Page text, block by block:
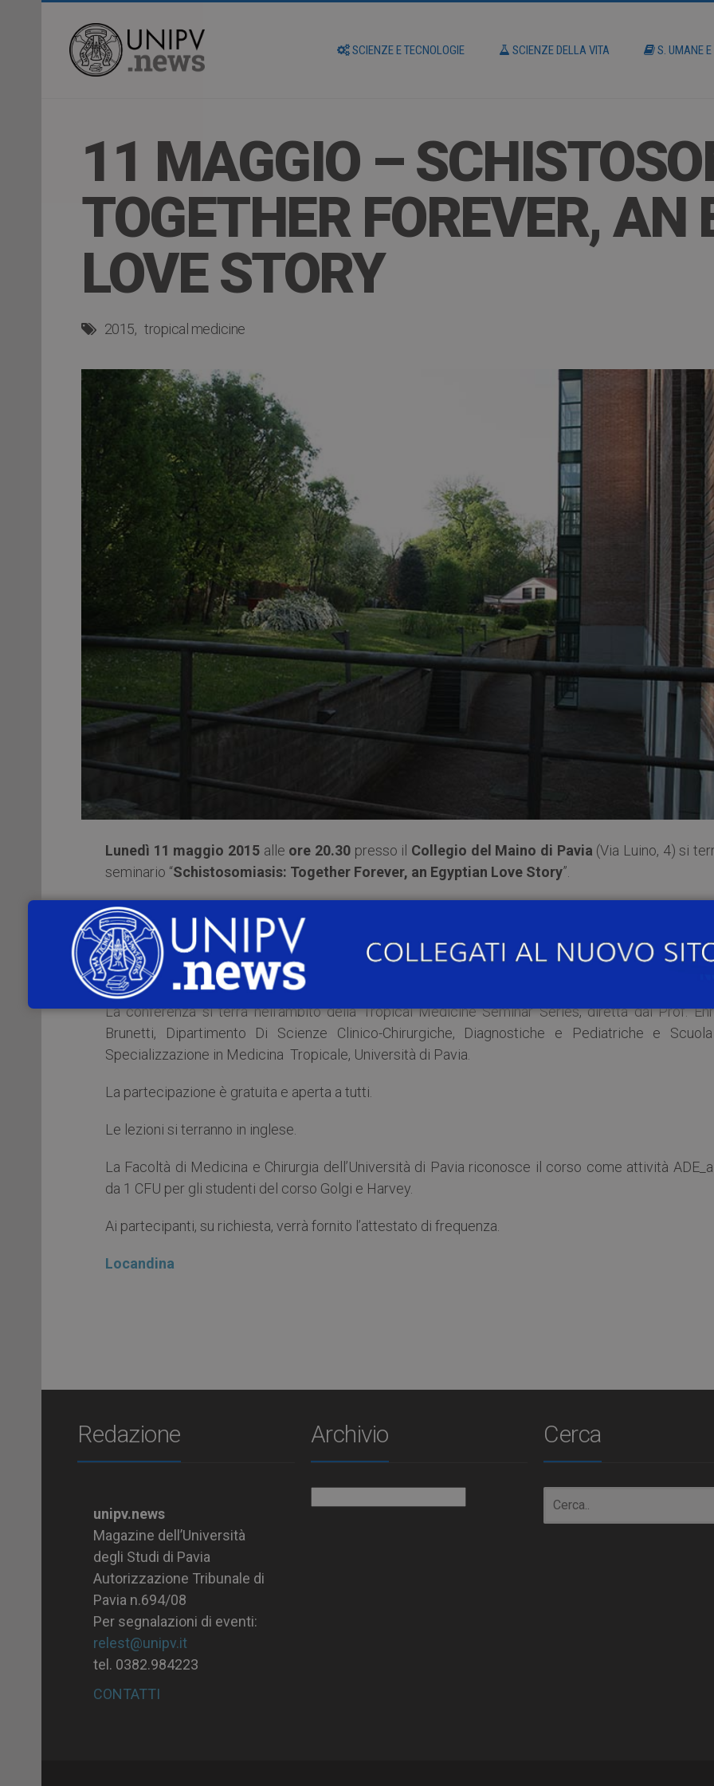
SCIENZE E TECNOLOGIE SCIENZE DELLA VITA S. UMANE
11 MAGGIO –
TOGETHER FOREVER, AN
LOVE STORY
2015 tropical medicine
Lunedì 11 maggio 2015alle ore 20.30 presso il Collegio del Maino di Pavia (Via Luino, 4) si
seminario “Schistosomiasis: Together Forever, an Egyptian Love Story”.
Relatore il
Honorary Professor alla London School of Hygiene & Tropical Medicine e Director of the
Health England (PHE) Malaria Reference Laboratory and the PHE National Parasitology
Laboratory.
La conferenza si terrà nell’ambito della Tropical Medicine Seminar Series, diretta dal Prof.
Brunetti, Dipartimento Di Scienze Clinico-Chirurgiche, Diagnostiche e Pediatriche e
Specializzazione in Medicina Tropicale, Università di Pavia.
La partecipazione è gratuita e aperta a tutti.
Le lezioni si terranno in inglese.
La Facoltà di Medicina e Chirurgia dell’Università di Pavia riconosce il corso come attività
da 1 CFU per gli studenti del corso Golgi e Harvey.
Ai partecipanti, su richiesta, verrà fornito l’attestato di frequenza.
Locandina
Redazione
unipv.news
Magazine dell’Università
degli Studi di Pavia
Autorizzazione Tribunale di
Pavia n.694/08
Per segnalazioni di eventi:
relest@unipv.it
tel. 0382.984223
CONTATTI
Archivio Cerca